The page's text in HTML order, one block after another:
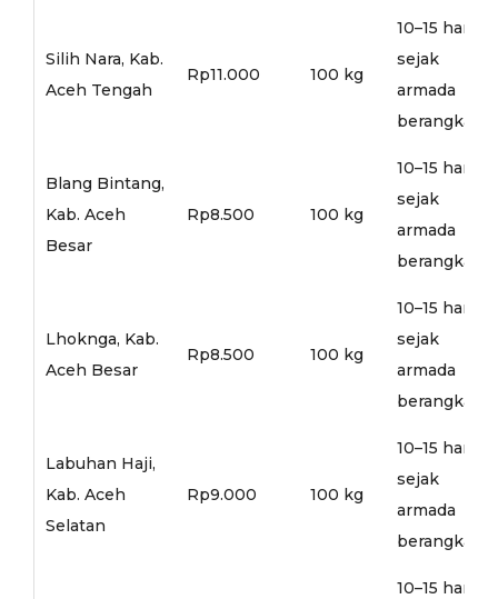
Silih Nara, Kab.
Aceh Tengah
Rp11.000 100 kg
10–15 hari
sejak
armada
berangkat
Blang Bintang,
Kab. Aceh
Besar
Rp8.500 100 kg
10–15 hari
sejak
armada
berangkat
Lhoknga, Kab.
Aceh Besar
Rp8.500 100 kg
10–15 hari
sejak
armada
berangkat
Labuhan Haji,
Kab. Aceh
Selatan
Rp9.000 100 kg
10–15 hari
sejak
armada
berangkat
10–15 hari